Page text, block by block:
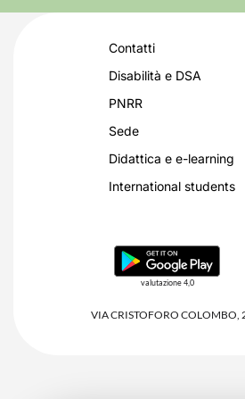
Contatti
Disabilità e DSA
PNRR
Sede
Didattica e e-learning
International students
valutazione 4,0
VIA CRISTOFORO COLOMBO,